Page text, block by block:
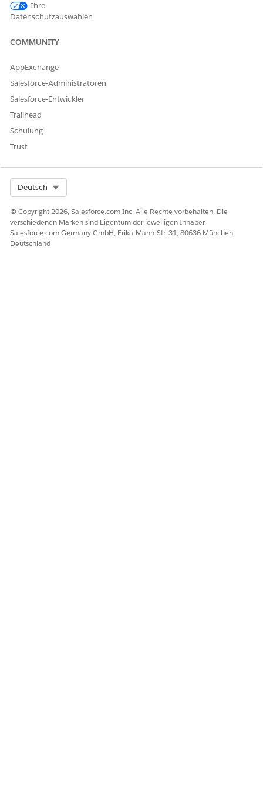
Ihre
Datenschutzauswahlen
COMMUNITY
AppExchange
Salesforce-Administratoren
Salesforce-Entwickler
Trailhead
Schulung
Trust
Deutsch
© Copyright 2026, Salesforce.com Inc. Alle Rechte vorbehalten. Die
verschiedenen Marken sind Eigentum der jeweiligen Inhaber.
Salesforce.com Germany GmbH, Erika-Mann-Str. 31, 80636 München,
Deutschland